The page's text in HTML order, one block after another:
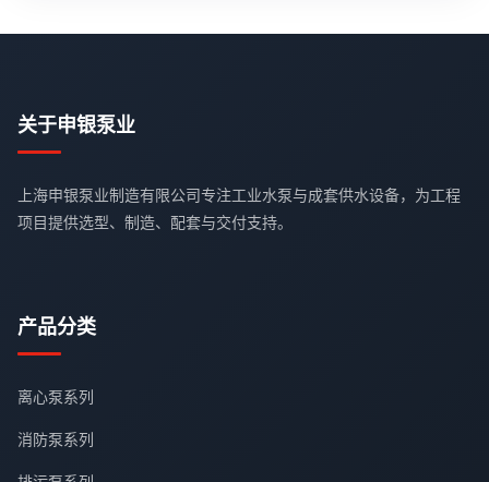
关于申银泵业
上海申银泵业制造有限公司专注工业水泵与成套供水设备，为工程
项目提供选型、制造、配套与交付支持。
产品分类
离心泵系列
消防泵系列